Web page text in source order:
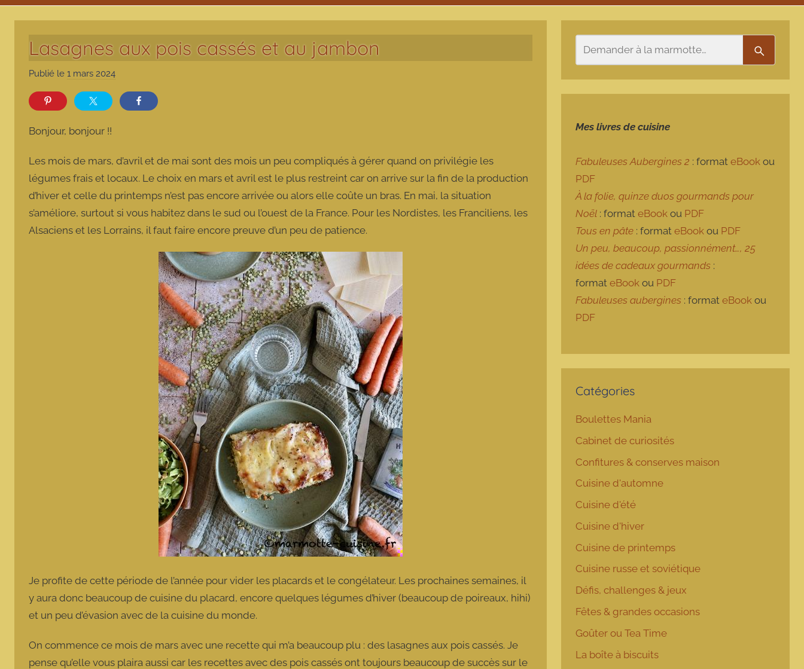
Lasagnes aux pois cassés et au jambon
Publié le 1 mars 2024
m
o
t
t
e
Bonjour, bonjour !!
Les mois de mars, d’avril et de mai sont des mois un peu compliqués à gérer quand on privilégie les
légumes frais et locaux. Le choix en mars et avril est le plus restreint car on arrive sur la fin de la production
d’hiver et celle du printemps n’est pas encore arrivée ou alors elle coûte un bras. En mai, la situation
s’améliore, surtout si vous habitez dans le sud ou l’ouest de la France. Pour les Nordistes, les Franciliens, les
Alsaciens et les Lorrains, il faut faire encore preuve d’un peu de patience.
Je profite de cette période de l’année pour vider les placards et le congélateur. Les prochaines semaines, il
y aura donc beaucoup de cuisine du placard, encore quelques légumes d’hiver (beaucoup de poireaux, hihi)
et un peu d’évasion avec de la cuisine du monde.
On commence ce mois de mars avec une recette qui m’a beaucoup plu : des lasagnes aux pois cassés. Je
pense qu’elle vous plaira aussi car les recettes avec des pois cassés ont toujours beaucoup de succès sur le
Mes livres de cuisine
Fabuleuses Aubergines 2 : formateBook ou
PDF
À la folie, quinze duos gourmands pour
Noël : formateBook ou PDF
Tous en pâte : formateBook ou PDF
Un peu, beaucoup, passionnément…, 25
idées de cadeaux gourmands :
formateBook ou PDF
Fabuleuses aubergines : formateBook ou
PDF
Catégories
Boulettes Mania
Cabinet de curiosités
Confitures & conserves maison
Cuisine d'automne
Cuisine d'été
Cuisine d'hiver
Cuisine de printemps
Cuisine russe et soviétique
Défis, challenges & jeux
Fêtes & grandes occasions
Goûter ou Tea Time
La boîte à biscuits